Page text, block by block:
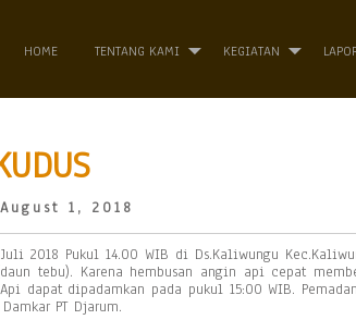
HOME TENTANG KAMI KEGIATAN
1, 2018
2018 Pukul 14.00 WIB di Ds.Kaliwungu
tebu). Karena hembusan angin api cepat
dapat dipadamkan pada pukul 15:00 WIB.
PT Djarum.